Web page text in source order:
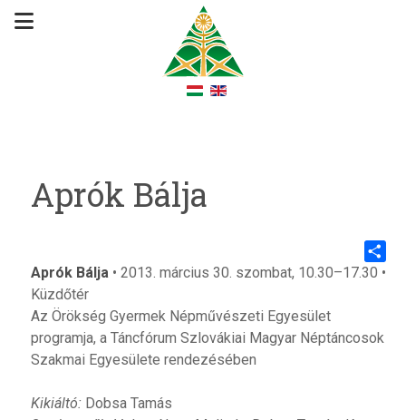
Aprók Bálja
Share
Aprók Bálja• 2013. március 30. szombat, 10.30–17.30 •
Küzdőtér
Az Örökség Gyermek Népművészeti Egyesület
programja, a Táncfórum Szlovákiai Magyar Néptáncosok
Szakmai Egyesülete rendezésében
Kikiáltó: Dobsa Tamás